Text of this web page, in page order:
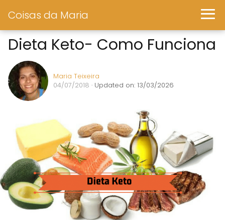
Coisas da Maria
Dieta Keto- Como Funciona
Maria Teixeira
04/07/2018 · Updated on: 13/03/2026